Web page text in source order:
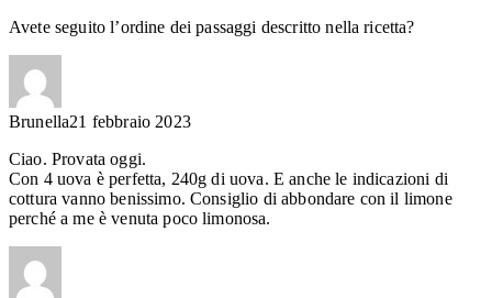
Avete seguito l’ordine dei passaggi descritto nella ricetta?
Brunella21 febbraio 2023
Ciao. Provata oggi.
Con 4 uova è perfetta, 240g di uova. E anche le indicazioni di
cottura vanno benissimo. Consiglio di abbondare con il limone
perché a me è venuta poco limonosa.